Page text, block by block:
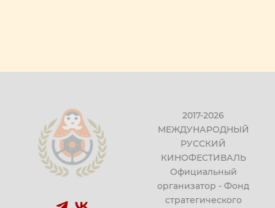
2017-2026
МЕЖДУНАРОДНЫЙ
РУССКИЙ
КИНОФЕСТИВАЛЬ
Официальный
организатор - Фонд
стратегического